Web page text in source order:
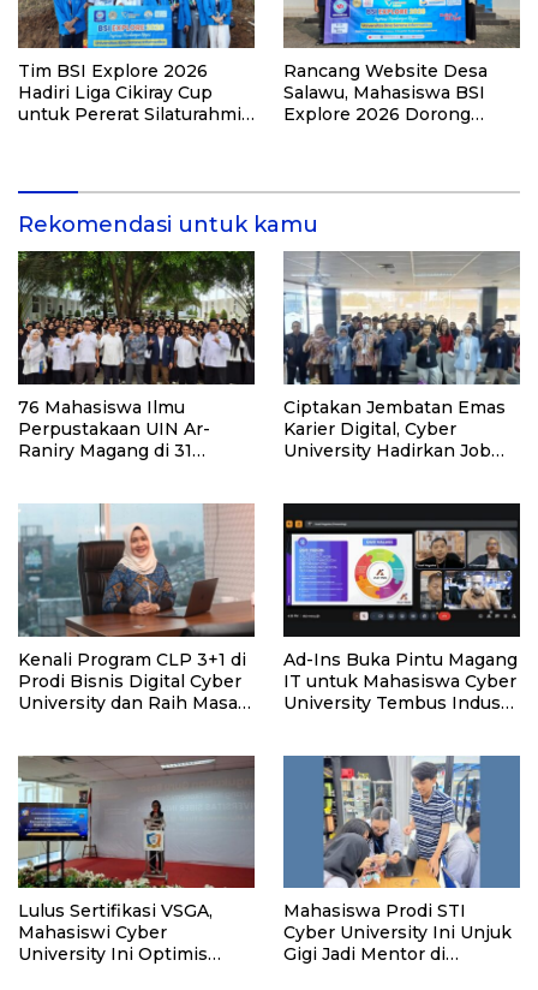
Tim BSI Explore 2026
Hadiri Liga Cikiray Cup
untuk Pererat Silaturahmi
Rancang Website Desa
Salawu, Mahasiswa BSI
Explore 2026 Dorong
Rekomendasi untuk kamu
76 Mahasiswa Ilmu
Perpustakaan UIN Ar-
Raniry Magang di 31
Ciptakan Jembatan Emas
Karier Digital, Cyber
University Hadirkan Job
Perusahaan Nasional!
Kenali Program CLP 3+1 di
Prodi Bisnis Digital Cyber
University dan Raih Masa
Ad-Ins Buka Pintu Magang
IT untuk Mahasiswa Cyber
University Tembus Industri
Lulus Sertifikasi VSGA,
Mahasiswi Cyber
University Ini Optimis
Mahasiswa Prodi STI
Cyber University Ini Unjuk
Gigi Jadi Mentor di